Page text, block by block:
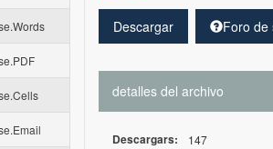
Descargar Foro de
detalles del archivo
Descargars: 147